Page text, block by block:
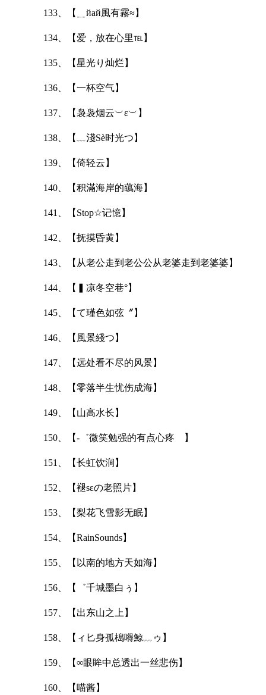
133、【﹎йай風有霧≈】
134、【爱，放在心里℡】
135、【星光り灿烂】
136、【一杯空气】
137、【袅袅烟云︶ε︶】
138、【﹏淺Sè时光つ】
139、【倚轻云】
140、【积滿海岸的蘤海】
141、【Stop☆记憶】
142、【抚摸昏黄】
143、【从老公走到老公公从老婆走到老婆婆】
144、【▍凉冬空巷°】
145、【て瑾色如弦〞】
146、【風景綫つ】
147、【远处看不尽的风景】
148、【零落半生忧伤成海】
149、【山高水长】
150、【-゛微笑勉强的有点心疼ゝ】
151、【长虹饮涧】
152、【褪sεの老照片】
153、【梨花飞雪影无眠】
154、【RainSounds】
155、【以南的地方天如海】
156、【゛千城墨白ぅ】
157、【出东山之上】
158、【ィ匕身孤槝嘚鯨﹏ゥ】
159、【∞眼眸中总透出一丝悲伤】
160、【喵酱】